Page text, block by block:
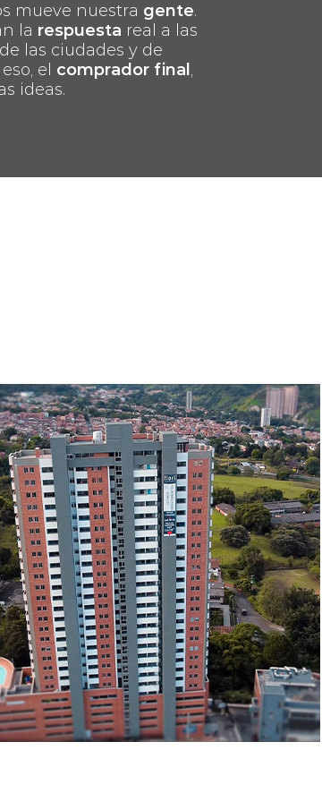
mueve nuestra gente.
la respuesta real a las
de las ciudades y de
el comprador final ,
ideas.